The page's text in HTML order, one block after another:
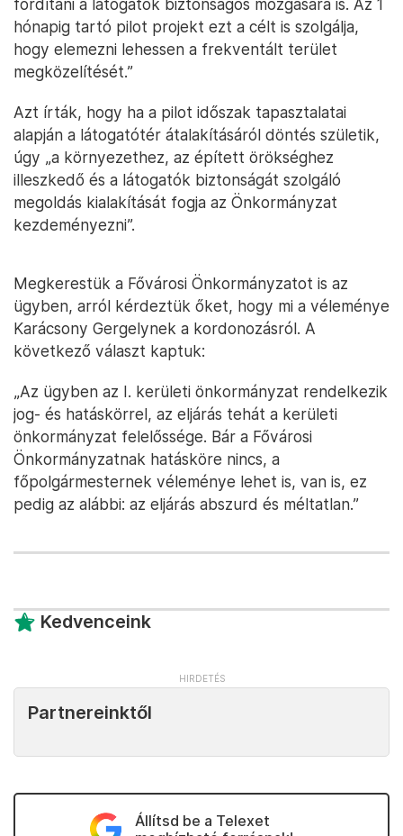
fordítani a látogatók biztonságos mozgására is. Az 1
hónapig tartó pilot projekt ezt a célt is szolgálja,
hogy elemezni lehessen a frekventált terület
megközelítését.”
Azt írták, hogy ha a pilot időszak tapasztalatai
alapján a látogatótér átalakításáról döntés születik,
úgy „a környezethez, az épített örökséghez
illeszkedő és a látogatók biztonságát szolgáló
megoldás kialakítását fogja az Önkormányzat
kezdeményezni”.
Megkerestük a Fővárosi Önkormányzatot is az
ügyben, arról kérdeztük őket, hogy mi a véleménye
Karácsony Gergelynek a kordonozásról. A
következő választ kaptuk:
„Az ügyben az I. kerületi önkormányzat rendelkezik
jog- és hatáskörrel, az eljárás tehát a kerületi
önkormányzat felelőssége. Bár a Fővárosi
Önkormányzatnak hatásköre nincs, a
főpolgármesternek véleménye lehet is, van is, ez
pedig az alábbi: az eljárás abszurd és méltatlan.”
Kedvenceink
Partnereinktől
Állítsd be a Telexet